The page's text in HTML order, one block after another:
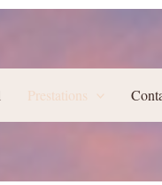
Prestations